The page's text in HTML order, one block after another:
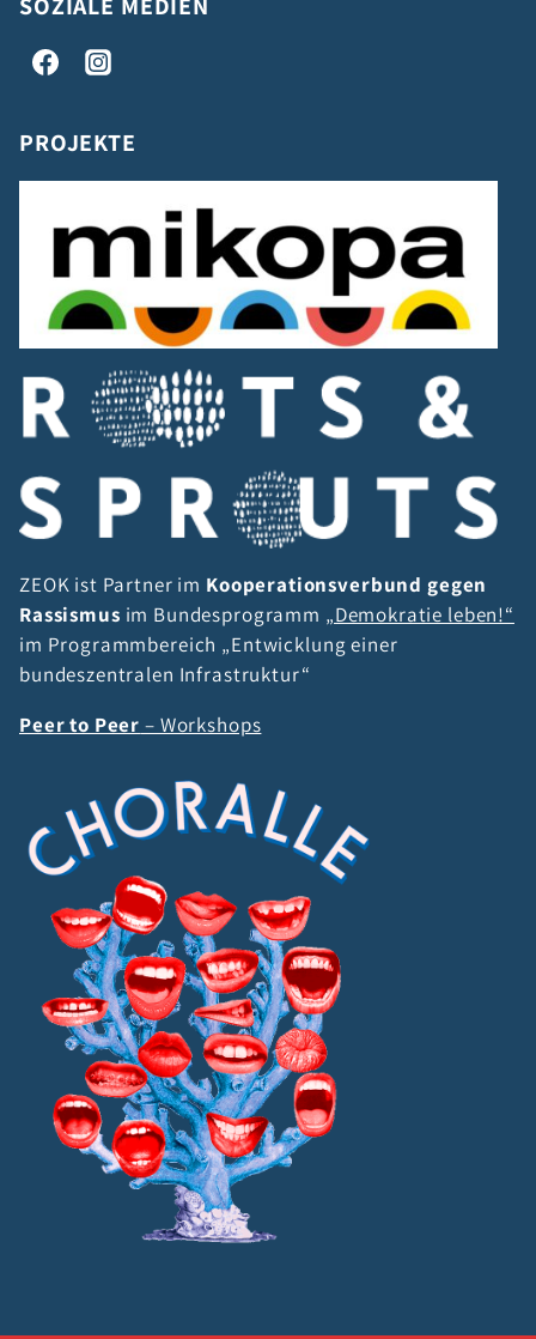
PROJEKTE
ZEOK ist Partner im Kooperationsverbund gegen
Rassismus im Bundesprogramm „Demokratie leben!“
im Programmbereich „Entwicklung einer
bundeszentralen Infrastruktur“
Peer to Peer – Workshops